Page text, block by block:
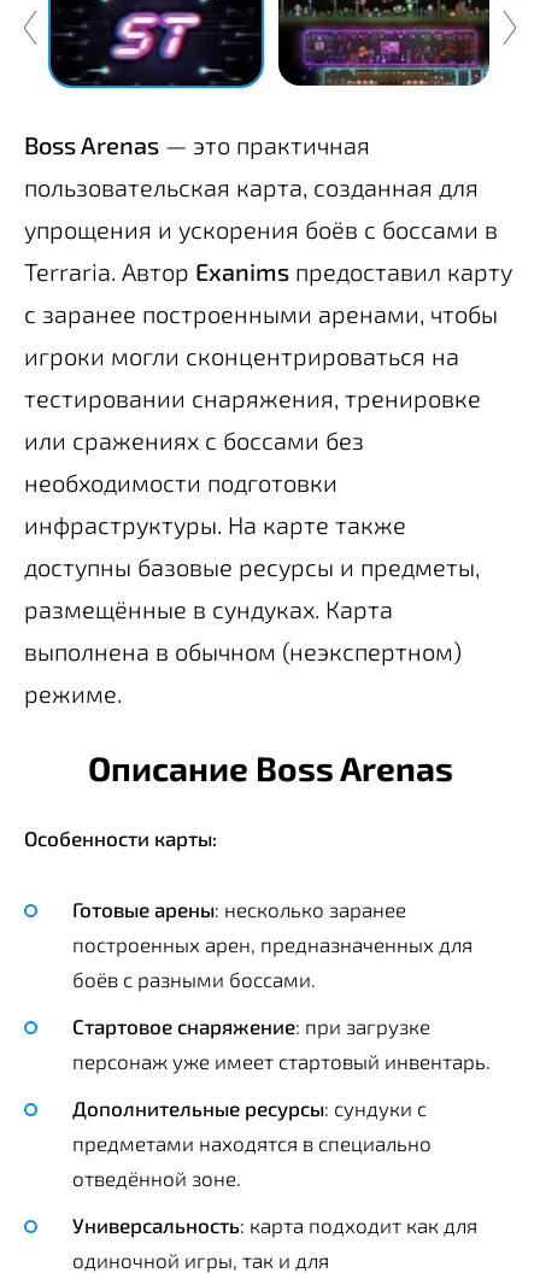
Boss Arenas — это практичная
пользовательская карта, созданная для
упрощения и ускорения боёв с боссами в
Terraria. Автор Exanims предоставил карту
с заранее построенными аренами, чтобы
игроки могли сконцентрироваться на
тестировании снаряжения, тренировке
или сражениях с боссами без
необходимости подготовки
инфраструктуры. На карте также
доступны базовые ресурсы и предметы,
размещённые в сундуках. Карта
выполнена в обычном (неэкспертном)
режиме.
Описание Boss Arenas
Особенности карты:
Готовые арены: несколько заранее
построенных арен, предназначенных для
боёв с разными боссами.
Стартовое снаряжение: при загрузке
персонаж уже имеет стартовый инвентарь.
Дополнительные ресурсы: сундуки с
предметами находятся в специально
отведённой зоне.
Универсальность: карта подходит как для
одиночной игры, так и для